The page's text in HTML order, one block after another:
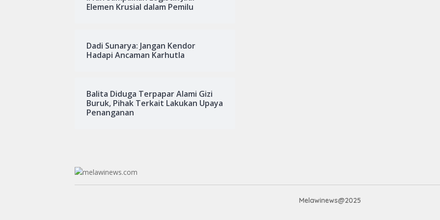
Elemen Krusial dalam Pemilu
Dadi Sunarya: Jangan Kendor
Hadapi Ancaman Karhutla
Balita Diduga Terpapar Alami Gizi
Buruk, Pihak Terkait Lakukan Upaya
Penanganan
Melawinews@2025